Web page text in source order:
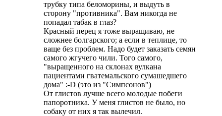
трубку типа беломорины, и выдуть в
сторону "противника". Вам никогда не
попадал табак в глаз?
Красный перец я тоже выращиваю, не
сложнее болгарского; а если в теплице, то
ваще без проблем. Надо будет заказать семян
самого жгучего чили. Того самого,
"выращенного на склонах вулкана
пациентами гватемальского сумашедшего
дома" :-D (это из "Симпсонов")
От глистов лучше всего молодые побеги
папоротника. У меня глистов не было, но
собаку от них я так вылечил.